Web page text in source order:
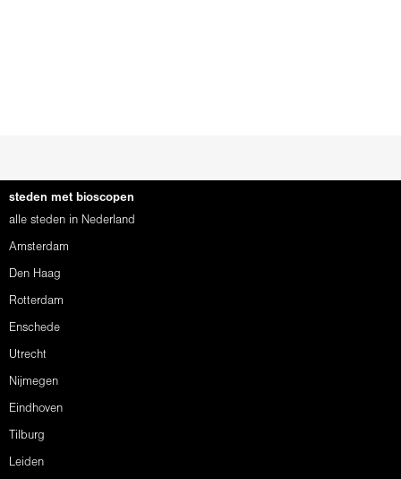
steden met bioscopen
alle steden in Nederland
Amsterdam
Den Haag
Rotterdam
Enschede
Utrecht
Nijmegen
Eindhoven
Tilburg
Leiden